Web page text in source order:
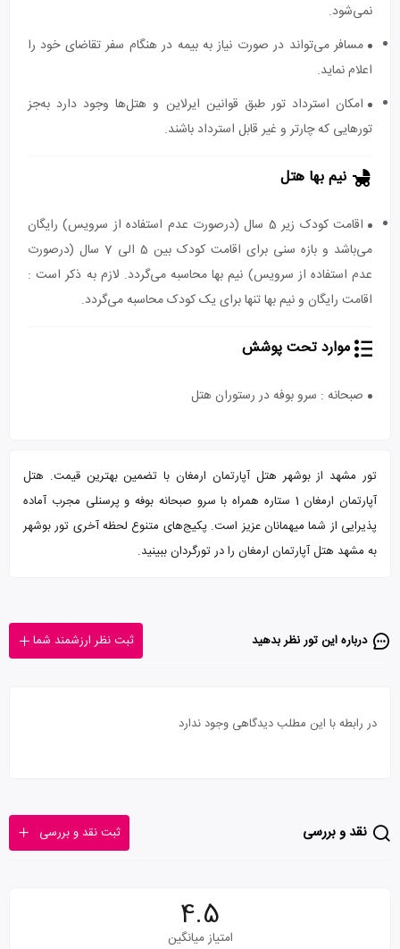
نمی‌شود.
مسافر می‌تواند در صورت نیاز به بیمه در هنگام سفر تقاضای خود را
اعلام نماید.
امکان استرداد تور طبق قوانین ایرلاین و هتل‌ها وجود دارد به‌جز
تورهایی که چارتر و غیر قابل استرداد باشند.
نیم بها هتل
اقامت کودک زیر 5 سال (درصورت عدم استفاده از سرویس) رایگان
می‌باشد و بازه سنی برای اقامت کودک بین 5 الی 7 سال (درصورت
عدم استفاده از سرویس) نیم بها محاسبه می‌گردد. لازم به ذکر است :
اقامت رایگان و نیم بها تنها برای یک کودک محاسبه می‌گردد.
موارد تحت پوشش
صبحانه : سرو بوفه در رستوران هتل
تور مشهد از بوشهر هتل آپارتمان ارمغان با تضمین بهترین قیمت. هتل
آپارتمان ارمغان 1 ستاره همراه با سرو صبحانه بوفه و پرسنلی مجرب آماده
پذیرایی از شما میهمانان عزیز است. پکیج‌های متنوع لحظه آخری تور بوشهر
به مشهد هتل آپارتمان ارمغان را در تورگردان ببینید.
درباره این تور‌ نظر بدهید ثبت نظر ارزشمند شما
در رابطه با این مطلب دیدگاهی وجود ندارد
نقد و بررسی ثبت نقد و بررسی
4.5
امتیاز میانگین